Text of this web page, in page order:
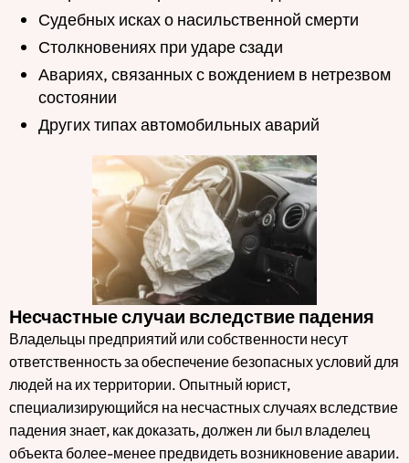
Судебных исках о насильственной смерти
Столкновениях при ударе сзади
Авариях, связанных с вождением в нетрезвом
состоянии
Других типах автомобильных аварий
Несчастные случаи вследствие падения
Владельцы предприятий или собственности несут
ответственность за обеспечение безопасных условий для
людей на их территории. Опытный юрист,
специализирующийся на несчастных случаях вследствие
падения знает, как доказать, должен ли был владелец
объекта более-менее предвидеть возникновение аварии.